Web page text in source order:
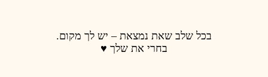
בכל שלב שאת נמצאת – יש לך מקום.
בחרי את שלך ♥️